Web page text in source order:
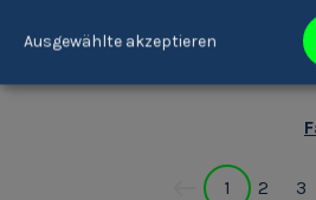
Bischöfliches Institut
1
2 3
Ausgewählte akzeptieren